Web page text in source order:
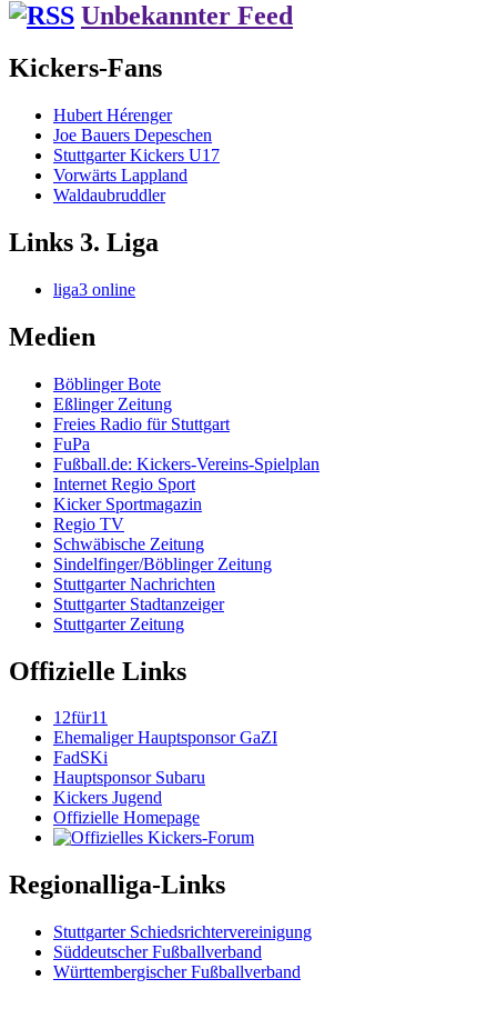
Unbekannter Feed
Kickers-Fans
Hubert Hérenger
Joe Bauers Depeschen
Stuttgarter Kickers U17
Vorwärts Lappland
Waldaubruddler
Links 3. Liga
liga3 online
Medien
Böblinger Bote
Eßlinger Zeitung
Freies Radio für Stuttgart
FuPa
Fußball.de: Kickers-Vereins-Spielplan
Internet Regio Sport
Kicker Sportmagazin
Regio TV
Schwäbische Zeitung
Sindelfinger/Böblinger Zeitung
Stuttgarter Nachrichten
Stuttgarter Stadtanzeiger
Stuttgarter Zeitung
Offizielle Links
12für11
Ehemaliger Hauptsponsor GaZI
FadSKi
Hauptsponsor Subaru
Kickers Jugend
Offizielle Homepage
Regionalliga-Links
Stuttgarter Schiedsrichtervereinigung
Süddeutscher Fußballverband
Württembergischer Fußballverband